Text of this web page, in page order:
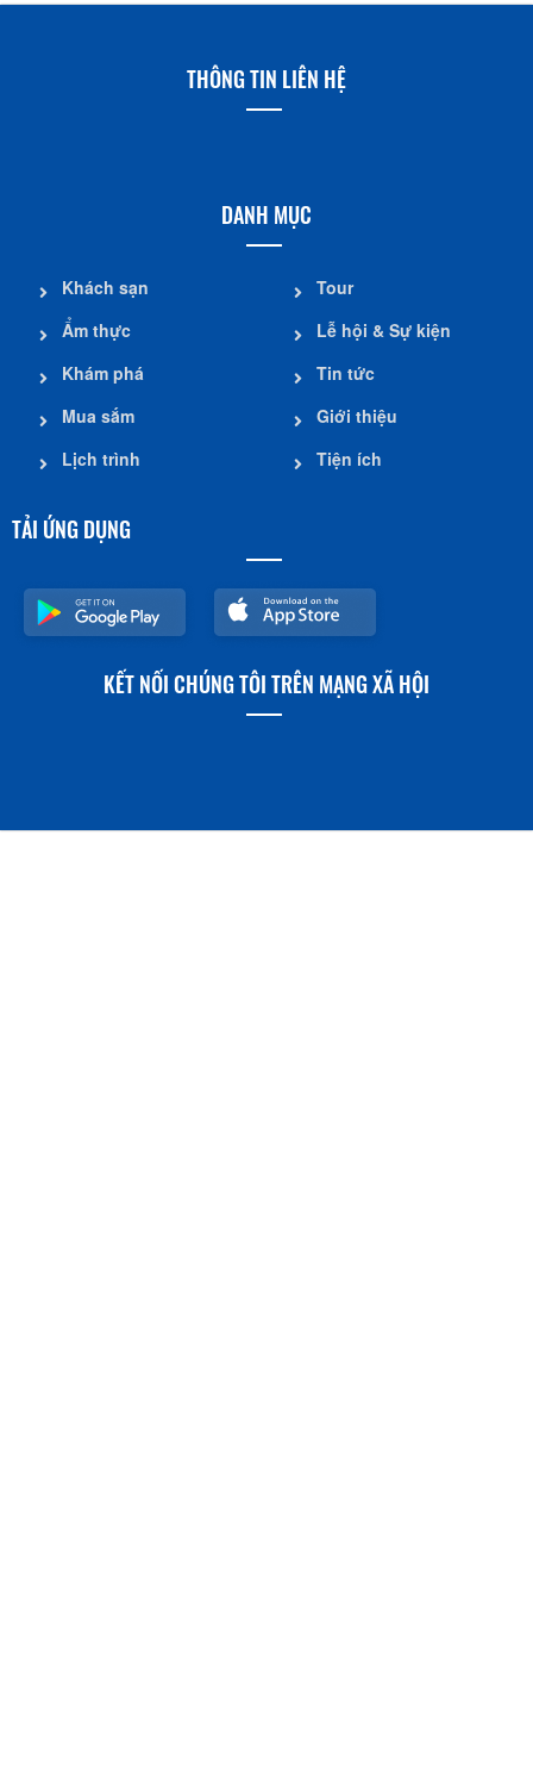
THÔNG TIN LIÊN HỆ
DANH MỤC
Khách sạn
Ẩm thực
Khám phá
Mua sắm
Lịch trình
Tour
Lễ hội & Sự kiện
Tin tức
Giới thiệu
Tiện ích
TẢI ỨNG DỤNG
KẾT NỐI CHÚNG TÔI TRÊN MẠNG XÃ HỘI